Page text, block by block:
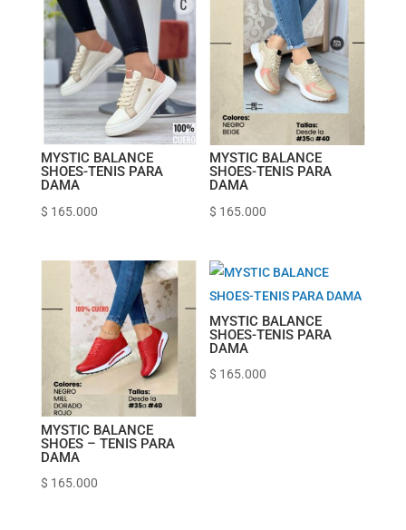
MYSTIC BALANCE
SHOES-TENIS PARA
DAMA
$ 165.000
MYSTIC BALANCE
SHOES-TENIS PARA
DAMA
$ 165.000
MYSTIC BALANCE
SHOES – TENIS PARA
DAMA
$ 165.000
MYSTIC BALANCE
SHOES-TENIS PARA
DAMA
$ 165.000